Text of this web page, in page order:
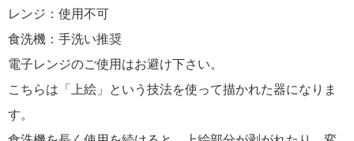
レンジ：使用不可
食洗機：手洗い推奨
電子レンジのご使用はお避け下さい。
こちらは「上絵」という技法を使って描かれた器になりま
す。